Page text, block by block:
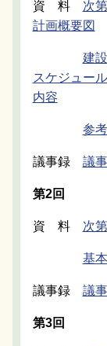
資 料 次第
計画概要図
建
スケジュール
内容
参
議事録 議
第2回
資 料 次第
基
議事録 議
第3回